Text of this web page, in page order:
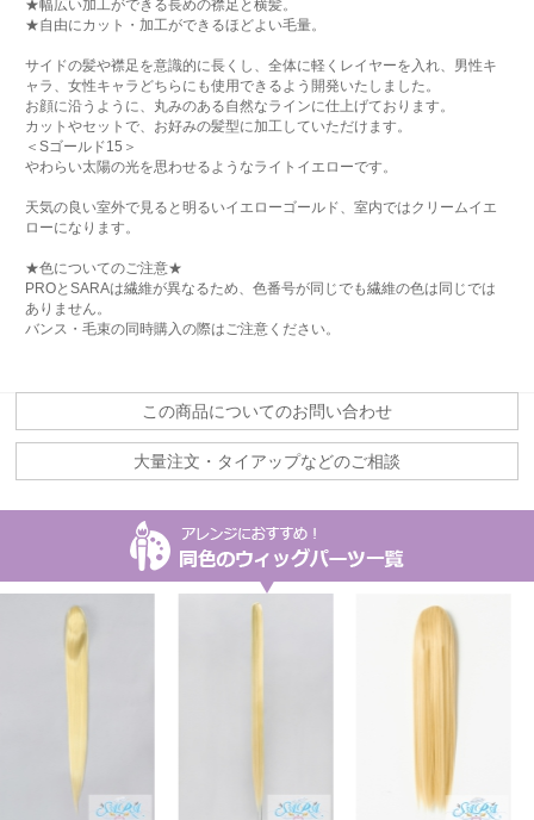
★幅広い加工ができる長めの襟足と横髪。
★自由にカット・加工ができるほどよい毛量。
サイドの髪や襟足を意識的に長くし、全体に軽くレイヤーを入れ、男性キ
ャラ、女性キャラどちらにも使用できるよう開発いたしました。
お顔に沿うように、丸みのある自然なラインに仕上げております。
カットやセットで、お好みの髪型に加工していただけます。
＜Sゴールド15＞
やわらい太陽の光を思わせるようなライトイエローです。
天気の良い室外で見ると明るいイエローゴールド、室内ではクリームイエ
ローになります。
★色についてのご注意★
PROとSARAは繊維が異なるため、色番号が同じでも繊維の色は同じでは
ありません。
バンス・毛束の同時購入の際はご注意ください。
この商品についてのお問い合わせ
大量注文・タイアップなどのご相談